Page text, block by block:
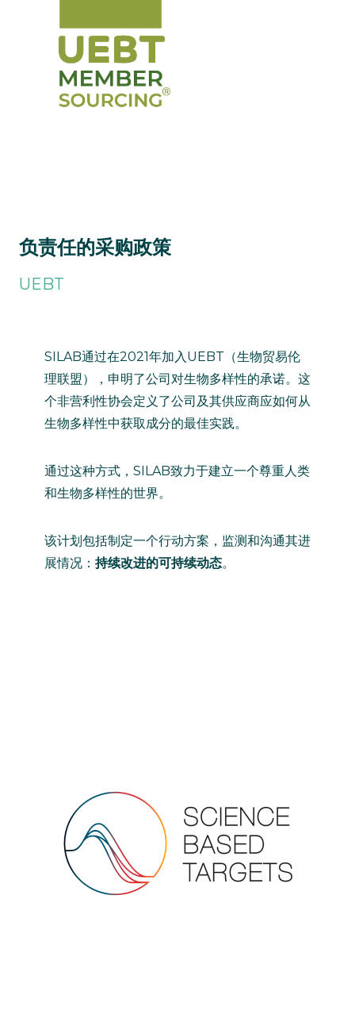
负责任的采购政策
UEBT
SILAB通过在2021年加入UEBT（生物贸易伦
理联盟），申明了公司对生物多样性的承诺。这
个非营利性协会定义了公司及其供应商应如何从
生物多样性中获取成分的最佳实践。
通过这种方式，SILAB致力于建立一个尊重人类
和生物多样性的世界。
该计划包括制定一个行动方案，监测和沟通其进
展情况： 持续改进的可持续动态。